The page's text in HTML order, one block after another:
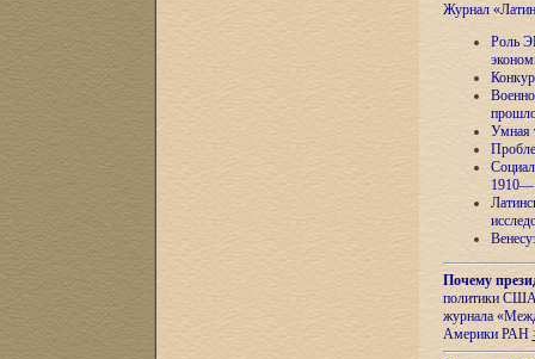
Журнал
Роль
Умная
Почему
политики США
журнала
Америки РАН